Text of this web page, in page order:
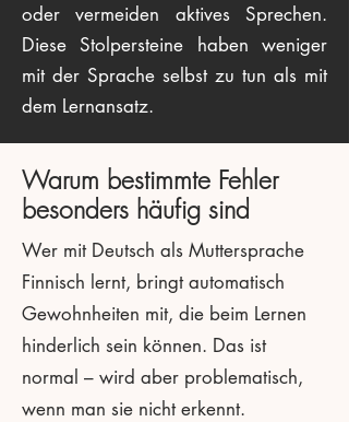
oder vermeiden aktives Sprechen.
Diese Stolpersteine haben weniger
mit der Sprache selbst zu tun als mit
dem Lernansatz.
Warum bestimmte Fehler
besonders häufig sind
Wer mit Deutsch als Muttersprache
Finnisch lernt, bringt automatisch
Gewohnheiten mit, die beim Lernen
hinderlich sein können. Das ist
normal – wird aber problematisch,
wenn man sie nicht erkennt.